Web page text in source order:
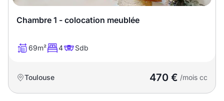
Chambre 1 - colocation meublée
69m² 4 Sdb
Toulouse 470 € /mois cc